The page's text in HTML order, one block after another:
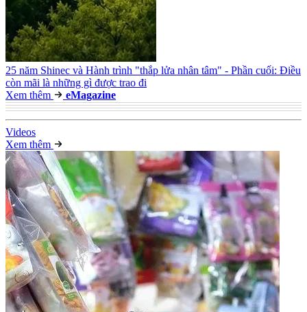
25 năm Shinec và Hành trình "thắp lửa nhân tâm" - Phần cuối: Điều
còn mãi là những gì được trao đi
Xem thêm
eMagazine
Videos
Xem thêm